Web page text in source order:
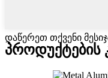
დაწერეთ თქვენი
პროდუქტების